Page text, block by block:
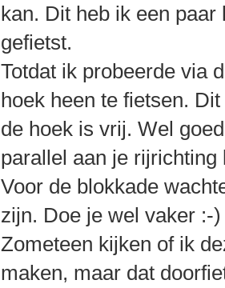
kan. Dit heb ik een
gefietst.
Totdat ik probeerde via
hoek heen te fietsen.
de hoek is vrij. Wel
parallel aan je
Voor de blokkade
zijn. Doe je wel vaker :-)
Zometeen kijken of ik
maken, maar dat